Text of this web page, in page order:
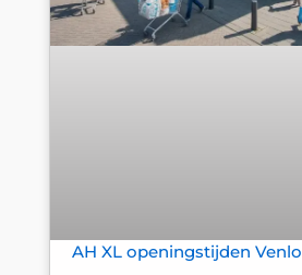
AH XL openingstijden Venlo